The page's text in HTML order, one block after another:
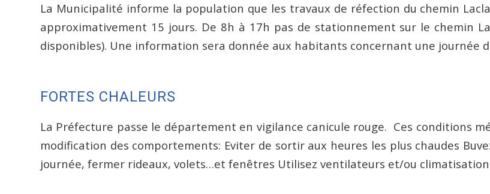
La Municipalité informe la population que les travaux de réfection du chemin
approximativement 15 jours. De 8h à 17h pas de stationnement sur le chemin
disponibles). Une information sera donnée aux habitants concernant une journée
FORTES CHALEURS
La Préfecture passe le département en vigilance canicule rouge. Ces conditions
modification des comportements: Eviter de sortir aux heures les plus chaudes
journée, fermer rideaux, volets…et fenêtres Utilisez ventilateurs et/ou